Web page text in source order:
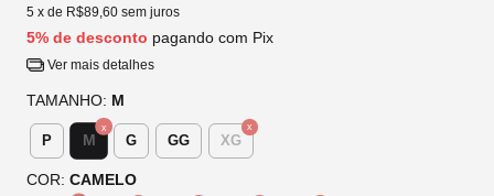
5 x de R$89,60 sem juros
5% de desconto pagando com Pix
Ver mais detalhes
TAMANHO: M
P M G GG XG
COR: CAMELO